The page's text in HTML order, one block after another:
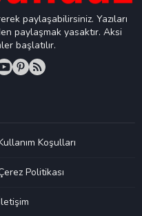
paylaşabilirsiniz. Yazıları
paylaşmak yasaktır. Aksi
başlatılır.
Koşulları
Politikası